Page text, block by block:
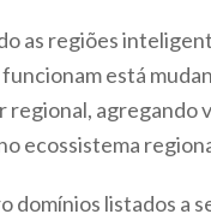
as regiões
está
regional,
ecossistema
domínios listados a